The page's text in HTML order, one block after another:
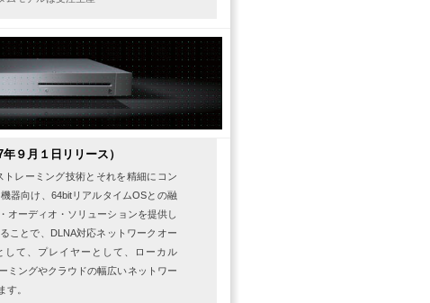
９月１日リリース）
レーミング技術とそれを精細にコン
器向け、 64bitリアルタイムOSとの融
オーディオ・ソリューションを提供し
ことで、 DLNA対応ネットワークオー
して、プレイヤーとして、ローカル
ミングやクラウドの幅広いネットワー
す。